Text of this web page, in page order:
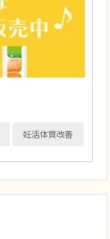
妊活体質改善